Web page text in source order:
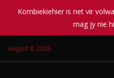
Kombiekiehier is net vir
mag jy nie
August 8, 2026